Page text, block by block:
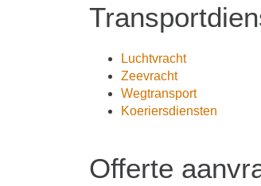
Luchtvracht
Zeevracht
Wegtransport
Koeriersdiensten
Offerte